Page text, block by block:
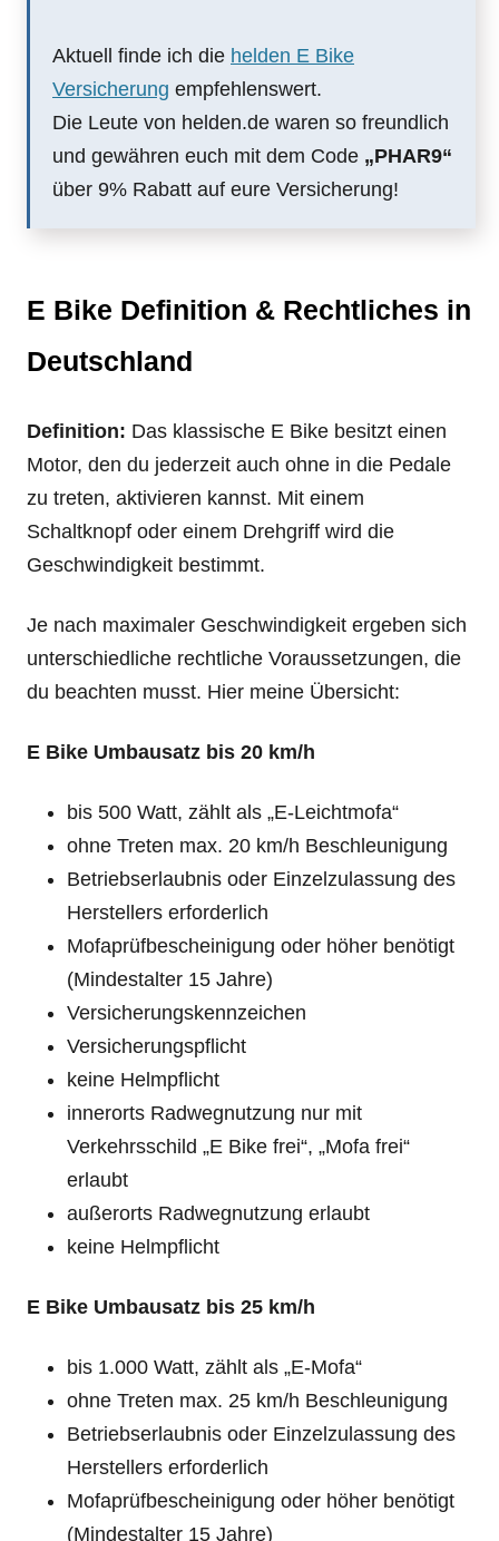
Aktuell finde ich die helden E Bike
Versicherung empfehlenswert.
Die Leute von helden.de waren so freundlich
und gewähren euch mit dem Code „PHAR9“
über 9% Rabatt auf eure Versicherung!
E Bike Definition & Rechtliches in
Deutschland
Definition: Das klassische E Bike besitzt einen
Motor, den du jederzeit auch ohne in die Pedale
zu treten, aktivieren kannst. Mit einem
Schaltknopf oder einem Drehgriff wird die
Geschwindigkeit bestimmt.
Je nach maximaler Geschwindigkeit ergeben sich
unterschiedliche rechtliche Voraussetzungen, die
du beachten musst. Hier meine Übersicht:
E Bike Umbausatz bis 20 km/h
bis 500 Watt, zählt als „E-Leichtmofa“
ohne Treten max. 20 km/h Beschleunigung
Betriebserlaubnis oder Einzelzulassung des
Herstellers erforderlich
Mofaprüfbescheinigung oder höher benötigt
(Mindestalter 15 Jahre)
Versicherungskennzeichen
Versicherungspflicht
keine Helmpflicht
innerorts Radwegnutzung nur mit
Verkehrsschild „E Bike frei“, „Mofa frei“
erlaubt
außerorts Radwegnutzung erlaubt
keine Helmpflicht
E Bike Umbausatz bis 25 km/h
bis 1.000 Watt, zählt als „E-Mofa“
ohne Treten max. 25 km/h Beschleunigung
Betriebserlaubnis oder Einzelzulassung des
Herstellers erforderlich
Mofaprüfbescheinigung oder höher benötigt
(Mindestalter 15 Jahre)